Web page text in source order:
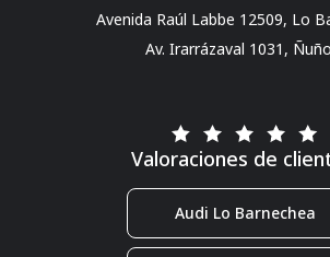
Valoraciones de
Audi Lo Barnechea
Avenida Raúl Labbe 12509, Lo
Av. Irarrázaval 1031,